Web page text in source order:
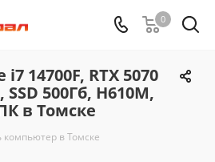
0
14700F, RTX 5070
SSD 500Гб, H610M,
в Томске
в Томске